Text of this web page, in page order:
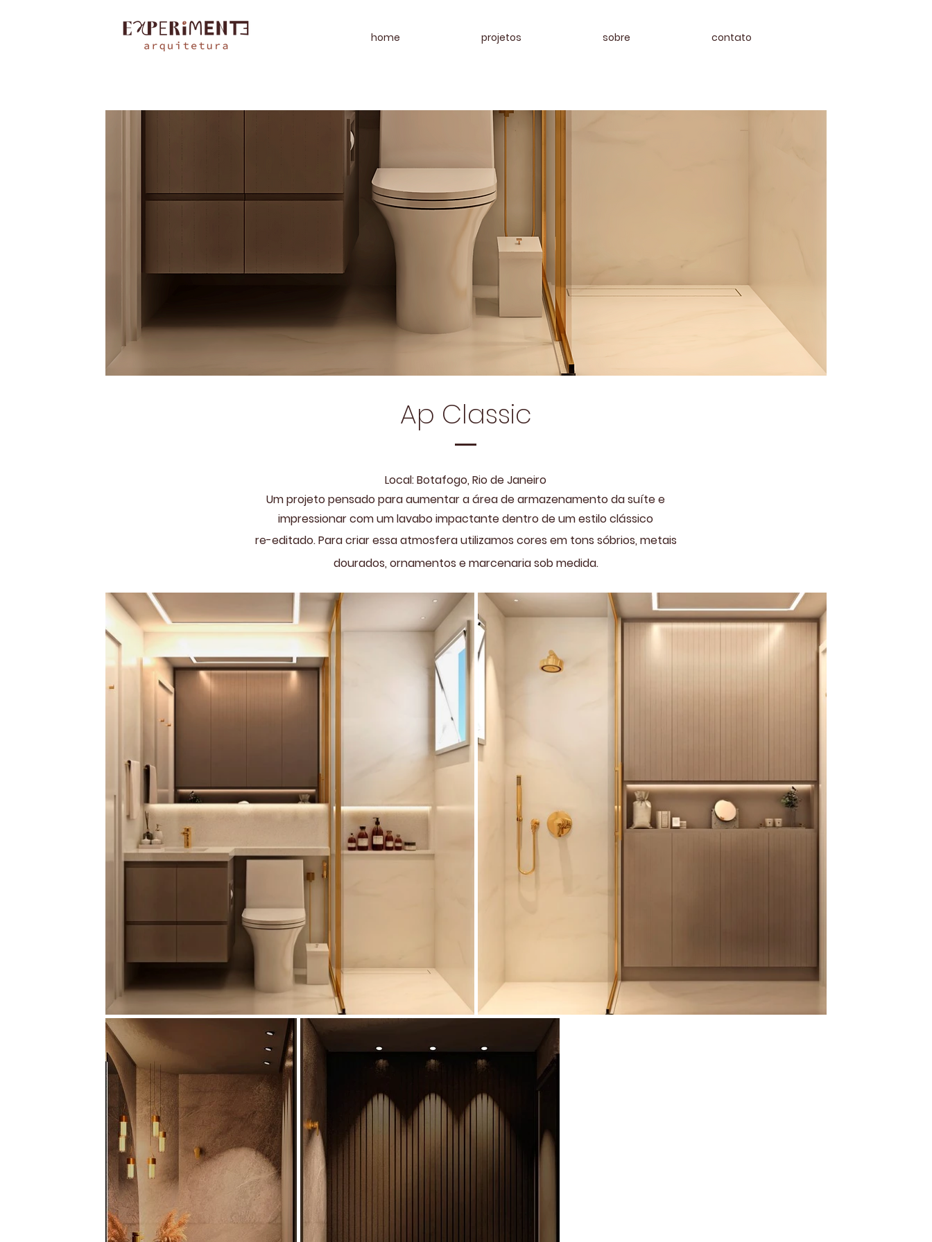
home projetos sobre contato
Ap Classic
Local: Botafogo, Rio de Janeiro
Um projeto pensado para aumentar a área de armazenamento da suíte e
impressionar com um lavabo impactante dentro de um estilo clássico
re-editado. Para criar essa atmosfera utilizamos cores em tons sóbrios, metais
dourados, ornamentos e marcenaria sob medida.